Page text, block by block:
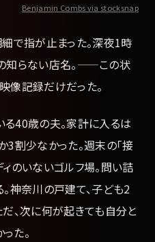
Benjamin Combs via stocksnap
で指が止まった。深夜1時
知らない店名。——この状
像記録だけだった。
40歳の夫。家計に入るは
3割少なかった。週末の「接
のいないゴルフ場。問い詰
神奈川の戸建て、子ども2
だ、次に何が起きても自分と
た。